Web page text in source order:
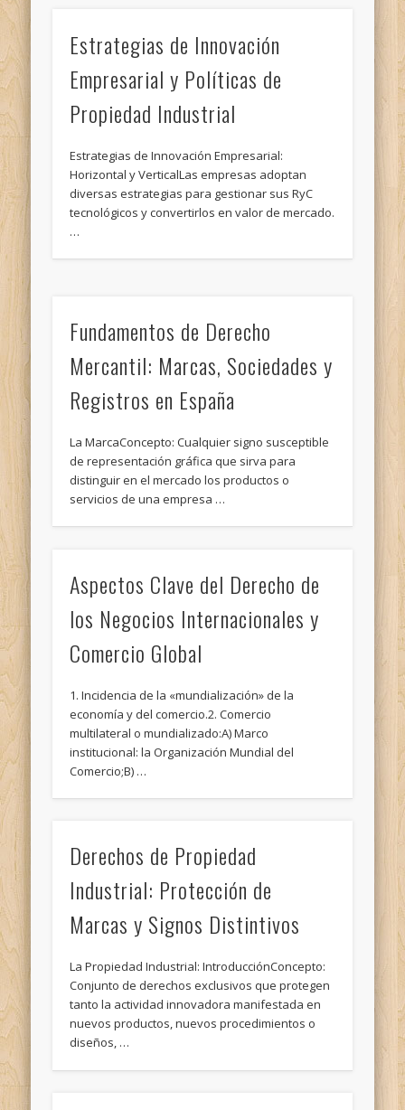
Estrategias de Innovación
Empresarial y Políticas de
Propiedad Industrial
Estrategias de Innovación Empresarial:
Horizontal y VerticalLas empresas adoptan
diversas estrategias para gestionar sus RyC
tecnológicos y convertirlos en valor de mercado.
…
Fundamentos de Derecho
Mercantil: Marcas, Sociedades y
Registros en España
La MarcaConcepto: Cualquier signo susceptible
de representación gráfica que sirva para
distinguir en el mercado los productos o
servicios de una empresa …
Aspectos Clave del Derecho de
los Negocios Internacionales y
Comercio Global
1. Incidencia de la «mundialización» de la
economía y del comercio.2. Comercio
multilateral o mundializado:A) Marco
institucional: la Organización Mundial del
Comercio;B) …
Derechos de Propiedad
Industrial: Protección de
Marcas y Signos Distintivos
La Propiedad Industrial: IntroducciónConcepto:
Conjunto de derechos exclusivos que protegen
tanto la actividad innovadora manifestada en
nuevos productos, nuevos procedimientos o
diseños, …